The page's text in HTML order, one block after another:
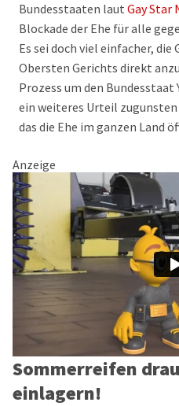
Bundesstaaten laut Gay Star
Blockade der Ehe für alle
Es sei doch viel einfacher,
Obersten Gerichts direkt
Prozess um den
ein weiteres Urteil
das die Ehe im ganzen Land
Anzeige
Sommerreifen
einlagern!